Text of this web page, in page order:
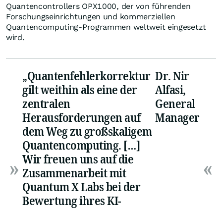
Quantencontrollers OPX1000, der von führenden
Forschungseinrichtungen und kommerziellen
Quantencomputing-Programmen weltweit eingesetzt
wird.
„Quantenfehlerkorrektur
gilt weithin als eine der
zentralen
Herausforderungen auf
dem Weg zu großskaligem
Quantencomputing. […]
Wir freuen uns auf die
Zusammenarbeit mit
Quantum X Labs bei der
Bewertung ihres KI-
Dr. Nir
Alfasi,
General
Manager